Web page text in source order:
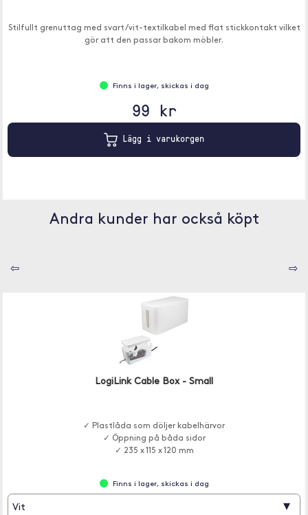
Stilfullt grenuttag med svart/vit-textilkabel med flat stickkontakt vilket
gör att den passar bakom möbler.
Finns i lager, skickas i dag
99 kr
Lägg i varukorgen
Andra kunder har också köpt
⇦ ⇨
LogiLink Cable Box - Small
✓ Plastlåda som döljer kabelhärvor
✓ Öppning på båda sidor
✓ 235 x 115 x 120 mm
Finns i lager, skickas i dag
Vit ▾